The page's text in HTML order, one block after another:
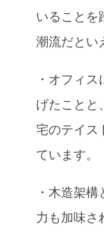
いることを
潮流だとい
・オフィ
げたことと
宅のテイス
ています。
・木造架
力も加味さ